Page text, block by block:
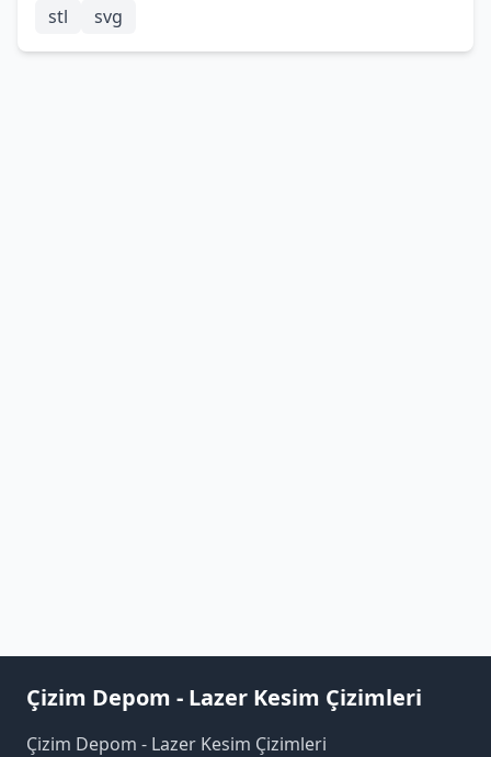
stl
svg
Çizim Depom - Lazer Kesim Çizimleri
Çizim Depom - Lazer Kesim Çizimleri